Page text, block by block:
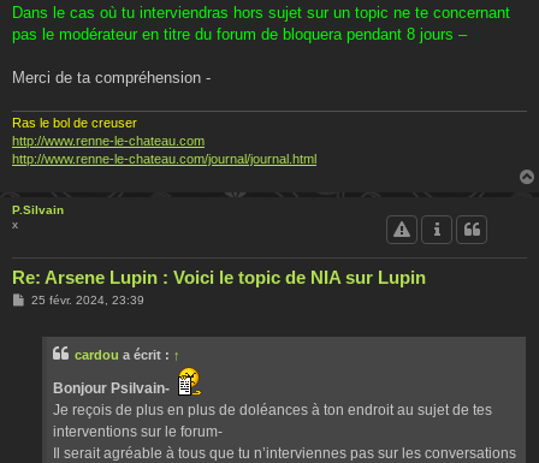
Dans le cas où tu interviendras hors sujet sur un topic ne te concernant
pas le modérateur en titre du forum de bloquera pendant 8 jours –
Merci de ta compréhension -
Ras le bol de creuser
http://www.renne-le-chateau.com
http://www.renne-le-chateau.com/journal/journal.html
P.Silvain
x
Re: Arsene Lupin : Voici le topic de NIA sur Lupin
M25 févr. 2024, 23:39
cardou a écrit : ↑
Bonjour Psilvain-
Je reçois de plus en plus de doléances à ton endroit au sujet de tes
interventions sur le forum-
Il serait agréable à tous que tu n’interviennes pas sur les conversations